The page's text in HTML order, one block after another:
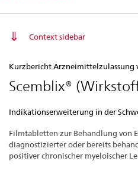
Context sidebar
Zulassung
–
Scemblix®
Kurzbericht Arzneimittelzulassung
Scemblix®
Indikationserweiterung in der
Filmtabletten zur Behandlung von
diagnostizierter oder bereits
positiver chronischer myeloischer